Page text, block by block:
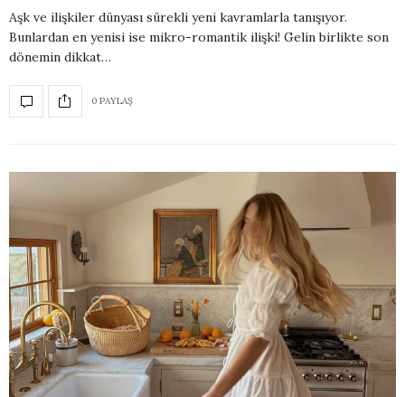
Aşk ve ilişkiler dünyası sürekli yeni kavramlarla tanışıyor.
Bunlardan en yenisi ise mikro-romantik ilişki! Gelin birlikte son
dönemin dikkat…
0 PAYLAŞ